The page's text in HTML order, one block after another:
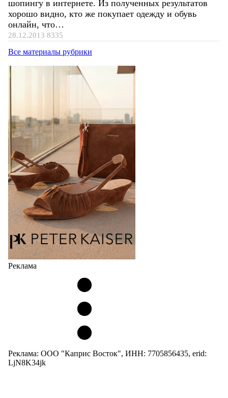
шопингу в интернете. Из полученных результатов
хорошо видно, кто же покупает одежду и обувь
онлайн, что…
28.12.2013 8335
Все материалы рубрики
Реклама
Реклама: ООО "Каприс Восток", ИНН: 7705856435, erid:
LjN8K34jk